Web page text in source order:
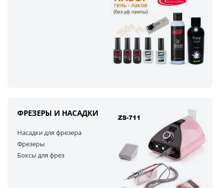
ФРЕЗЕРЫ И НАСАДКИ
Насадки для фрезера
Фрезеры
Боксы для фрез